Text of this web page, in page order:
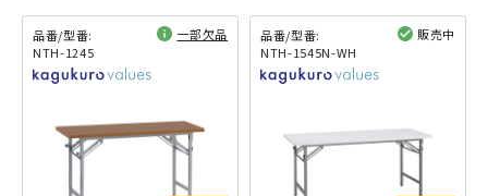
品番/型番:
NTH-1245
一部欠品
品番/型番:
NTH-1545N-WH
販売中